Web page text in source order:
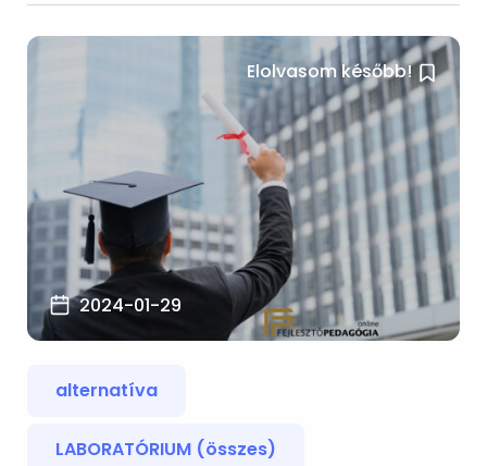
Elolvasom később!
2024-01-29
alternatíva
LABORATÓRIUM (összes)